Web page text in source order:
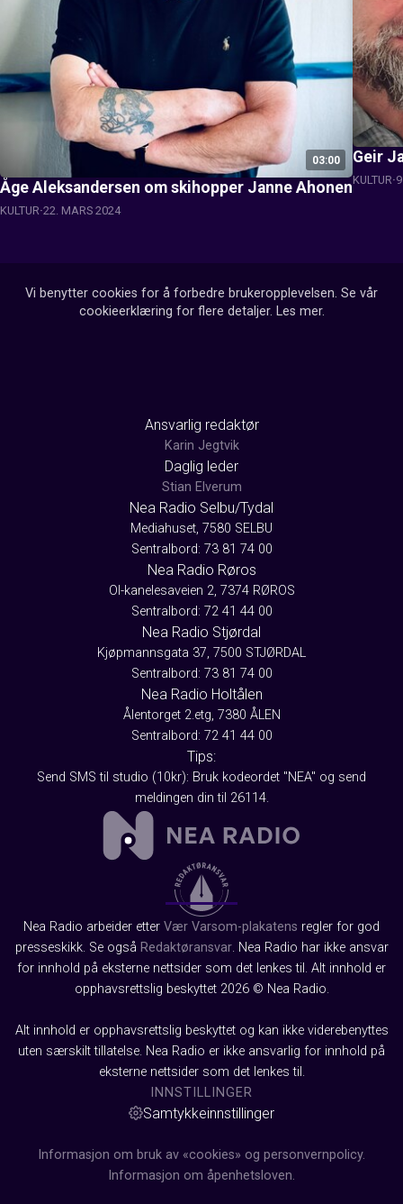
03:00
Åge Aleksandersen om skihopper Janne Ahonen
KULTUR 22. MARS 2024
Geir
KULTUR
Vi benytter cookies for å forbedre brukeropplevelsen. Se vår
cookieerklæring for flere detaljer. Les mer.
Ansvarlig redaktør
Karin Jegtvik
Daglig leder
Stian Elverum
Nea Radio Selbu/Tydal
Mediahuset, 7580 SELBU
Sentralbord: 73 81 74 00
Nea Radio Røros
Ol-kanelesaveien 2, 7374 RØROS
Sentralbord: 72 41 44 00
Nea Radio Stjørdal
Kjøpmannsgata 37, 7500 STJØRDAL
Sentralbord: 73 81 74 00
Nea Radio Holtålen
Ålentorget 2.etg, 7380 ÅLEN
Sentralbord: 72 41 44 00
Tips:
Send SMS til studio (10kr): Bruk kodeordet "NEA" og send
meldingen din til 26114.
Nea Radio arbeider etter Vær Varsom-plakatens regler for god
presseskikk. Se også Redaktøransvar. Nea Radio har ikke ansvar
for innhold på eksterne nettsider som det lenkes til. Alt innhold er
opphavsrettslig beskyttet 2026 © Nea Radio.
Alt innhold er opphavsrettslig beskyttet og kan ikke viderebenyttes
uten særskilt tillatelse. Nea Radio er ikke ansvarlig for innhold på
eksterne nettsider som det lenkes til.
INNSTILLINGER
Samtykkeinnstillinger
Informasjon om bruk av «cookies» og personvernpolicy.
Informasjon om åpenhetsloven.